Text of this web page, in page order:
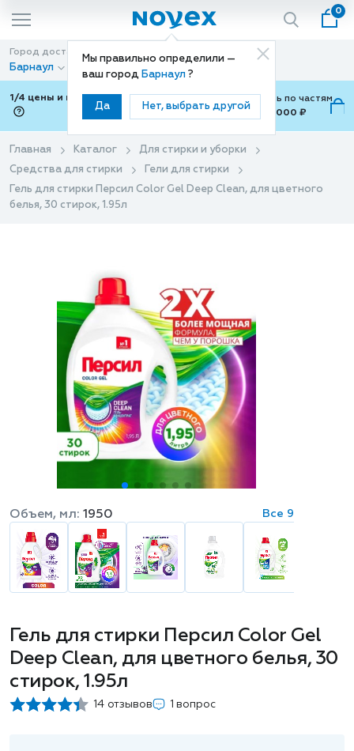
Мы правильно определили —
ваш город Барнаул ?
Да Нет, выбрать другой
0
Город доставки
Барнаул
Способ доставки
Доставка
1/4 цены и покупки ваши с Подели
Можно оплатить по частям
от 700 ₽ до 15,000 ₽
Главная Каталог
Для стирки и уборки
Средства для стирки
Гели для стирки
Гель для стирки Персил Color Gel Deep Clean, для цветного
белья, 30 стирок, 1.95л
Гель для стирки Персил Color Gel
Deep Clean, для цветного белья, 30
стирок, 1.95л
14 отзывов 1 вопрос
Объем, мл: 1950 Все 9